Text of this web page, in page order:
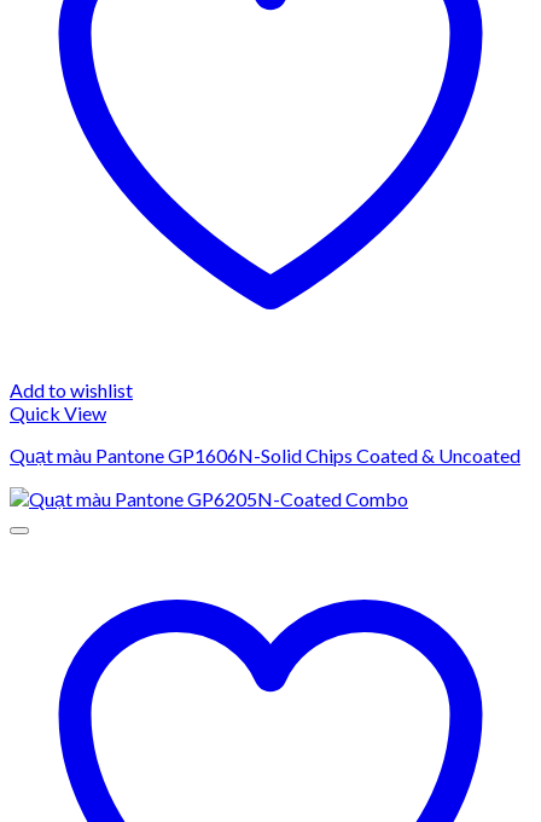
Add to wishlist
Quick View
Quạt màu Pantone GP1606N-Solid Chips Coated & Uncoated